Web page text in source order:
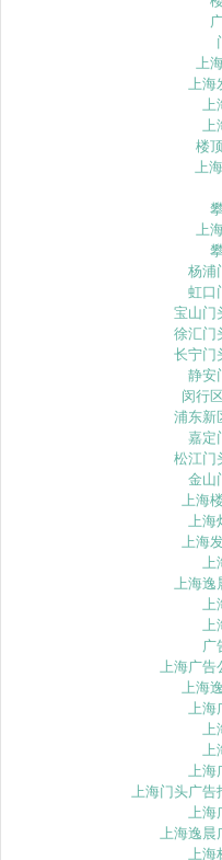
上
上海
上
上
楼
上
上
杨浦
虹口
宝山门
徐汇门
长宁门
静安
闵行
浦东新
嘉定
松江门
金山
上海
上海
上海
上
上海逸
上
上
广
上海广告
上海
上海
上
上
上海
上海门头广告
上海
上海逸晨
上海